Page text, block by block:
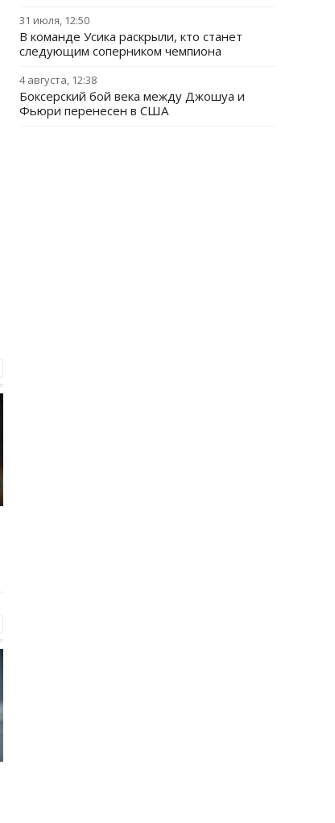
31 июля, 12:50
В команде Усика раскрыли, кто станет
следующим соперником чемпиона
4 августа, 12:38
Боксерский бой века между Джошуа и
Фьюри перенесен в США